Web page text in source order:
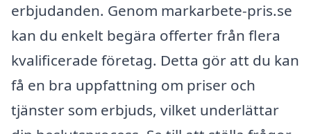
erbjudanden. Genom markarbete-pris.se
kan du enkelt begära offerter från flera
kvalificerade företag. Detta gör att du kan
få en bra uppfattning om priser och
tjänster som erbjuds, vilket underlättar